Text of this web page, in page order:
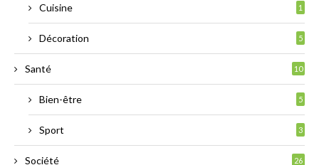
Cuisine 1
Décoration 5
Santé 10
Bien-être 5
Sport 3
Société 26